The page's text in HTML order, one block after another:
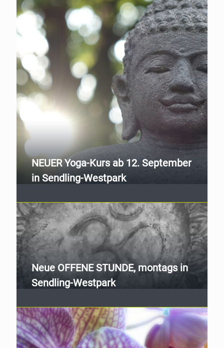
NEUER Yoga-Kurs ab 12. September
in Sendling-Westpark
Neue OFFENE STUNDE, montags in
Sendling-Westpark